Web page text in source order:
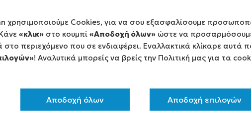
χρησιμοποιούμε Cookies, για να σου εξασφαλίσουμε
«κλικ» στο κουμπί «Αποδοχή όλων» ώστε να
στο περιεχόμενο που σε ενδιαφέρει. Εναλλακτικά κλίκαρε αυτά
! Αναλυτικά μπορείς να βρείς την Πολιτική μας για τα
Αποδοχή όλων Αποδοχή επιλογών
μέσω του LEADER
Αναμένεται εντός του έτους 2026.